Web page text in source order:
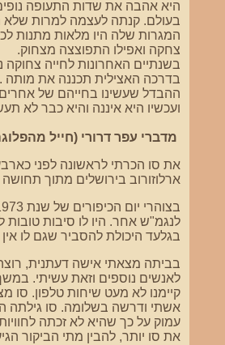
בעולם. קנתה לעצמה למרות שלא
המגרות שלה היו מלאות מתנות
צחקה ואפילו התפוצצה מצחוק.
בשנתיים האחרונות לחייה
בדרכה האצילית תכננה את מותה
ההבדל שעשינו בחייהם של
ועכשיו היא איננה והיא כבר לא
מדברי עפר דרורי (חייל
את סו הכרתי לראשונה לפני
ארלוזורוב בירושלים מתוך
לנגמ"ש אחר. היו לו סיבות
בגלעד היכולת להסביר שגם לו
בביתה מצאתי אישה דעתנית,
לאנשים נוספים וזאת עשיתי.
קיימנו לא מעט שיחות טלפון.
אשתי ודרשה בשלומה. סו גילתה
עמוק על כך שהיא לא זכתה
את סו יותר, להבין מתי הביקור